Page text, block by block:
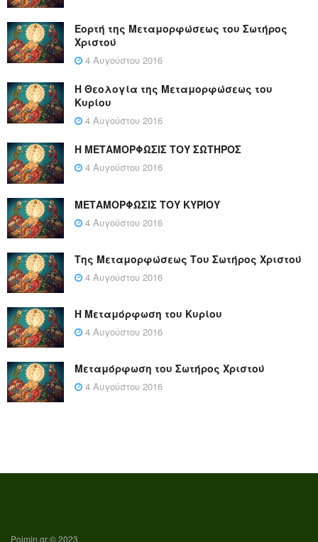
Εορτή της Μεταμορφώσεως του Σωτήρος
Χριστού
4 Αυγούστου 2016
Η Θεολογία της Μεταμορφώσεως του
Κυρίου
4 Αυγούστου 2016
Η ΜΕΤΑΜΟΡΦΩΣΙΣ ΤΟΥ ΣΩΤΗΡΟΣ
4 Αυγούστου 2016
ΜΕΤΑΜΟΡΦΩΣΙΣ ΤΟΥ ΚΥΡΙΟΥ
4 Αυγούστου 2016
Της Μεταμορφώσεως Του Σωτήρος Χριστού
4 Αυγούστου 2016
Η Μεταμόρφωση του Κυρίου
4 Αυγούστου 2016
Μεταμόρφωση του Σωτήρος Χριστού
4 Αυγούστου 2016
Poimin.gr © 2023